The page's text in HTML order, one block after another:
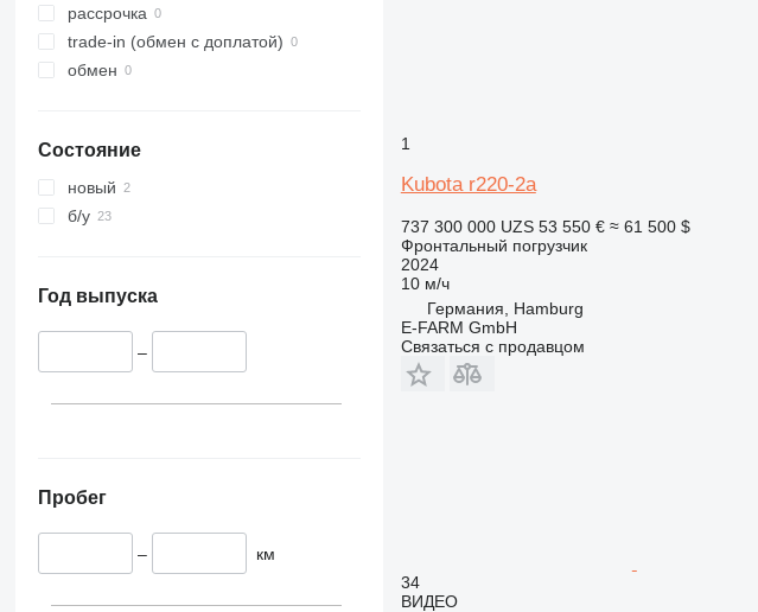
IT
NR
рассрочка
trade-in (обмен с доплатой)
обмен
Состояние
новый
б/у
Год выпуска
–
Пробег
– км
1
Kubota r220-2a
737 300 000 UZS 53 550 € ≈ 61 500 $
Фронтальный погрузчик
2024
10 м/ч
Германия, Hamburg
E-FARM GmbH
Связаться с продавцом
34
ВИДЕО